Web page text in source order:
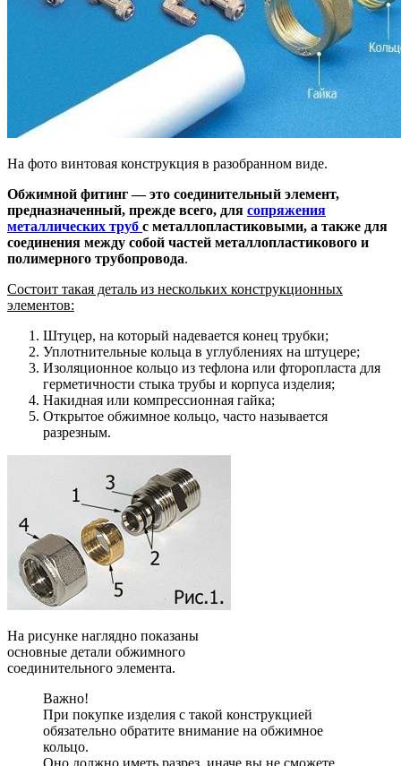
На фото винтовая конструкция в разобранном виде.
Обжимной фитинг — это соединительный элемент,
предназначенный, прежде всего, для сопряжения
металлических труб с металлопластиковыми, а также для
соединения между собой частей металлопластикового и
полимерного трубопровода.
Состоит такая деталь из нескольких конструкционных
элементов:
Штуцер, на который надевается конец трубки;
Уплотнительные кольца в углублениях на штуцере;
Изоляционное кольцо из тефлона или фторопласта для
герметичности стыка трубы и корпуса изделия;
Накидная или компрессионная гайка;
Открытое обжимное кольцо, часто называется
разрезным.
На рисунке наглядно показаны
основные детали обжимного
соединительного элемента.
Важно!
При покупке изделия с такой конструкцией
обязательно обратите внимание на обжимное
кольцо.